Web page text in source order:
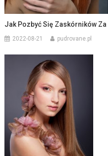
Jak Pozbyć Się Zaskórników
2022-08-21 pudrovane.pl